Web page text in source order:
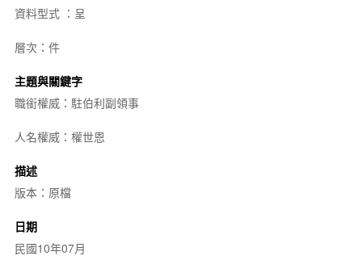
資料型式 ：呈
層次：件
主題與關鍵字
職銜權威：駐伯利副領事
人名權威：權世恩
描述
版本：原檔
日期
民國10年07月